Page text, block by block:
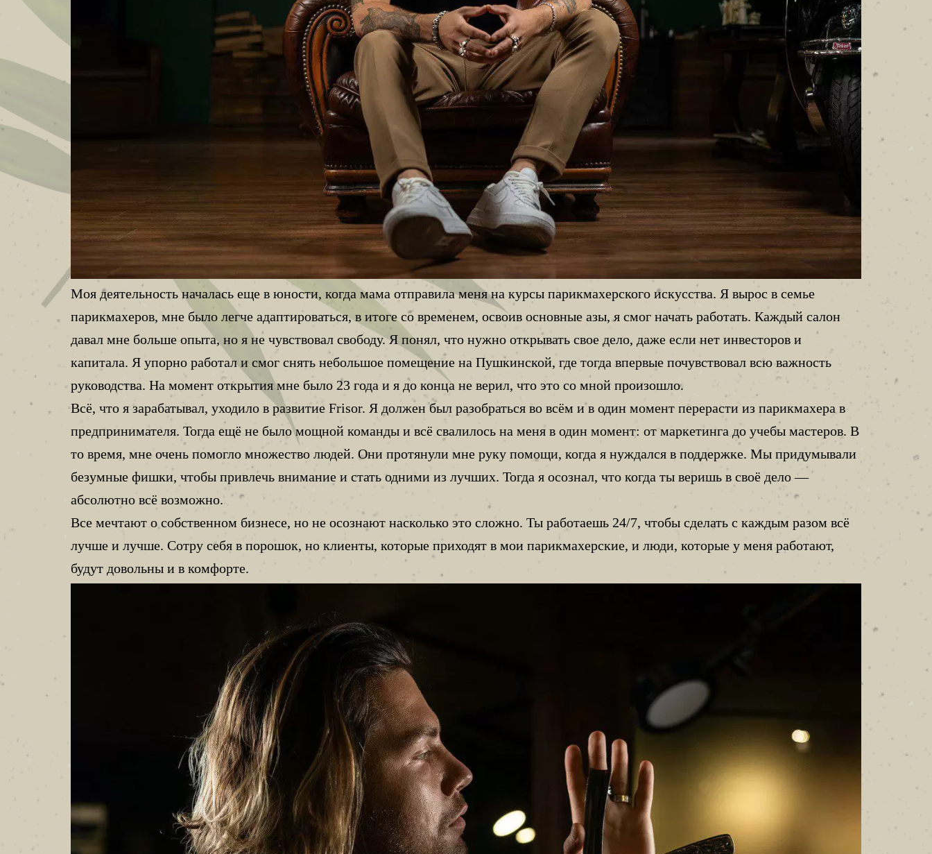
Моя деятельность началась еще в юности, когда мама отправила меня на курсы парикмахерского искусства. Я вырос в семье
парикмахеров, мне было легче адаптироваться, в итоге со временем, освоив основные азы, я смог начать работать. Каждый салон
давал мне больше опыта, но я не чувствовал свободу. Я понял, что нужно открывать свое дело, даже если нет инвесторов и
капитала. Я упорно работал и смог снять небольшое помещение на Пушкинской, где тогда впервые почувствовал всю важность
руководства. На момент открытия мне было 23 года и я до конца не верил, что это со мной произошло.
Всё, что я зарабатывал, уходило в развитие Frisor. Я должен был разобраться во всём и в один момент перерасти из парикмахера в
предпринимателя. Тогда ещё не было мощной команды и всё свалилось на меня в один момент: от маркетинга до учебы мастеров. В
то время, мне очень помогло множество людей. Они протянули мне руку помощи, когда я нуждался в поддержке. Мы придумывали
безумные фишки, чтобы привлечь внимание и стать одними из лучших. Тогда я осознал, что когда ты веришь в своё дело —
абсолютно всё возможно.
Все мечтают о собственном бизнесе, но не осознают насколько это сложно. Ты работаешь 24/7, чтобы сделать с каждым разом всё
лучше и лучше. Сотру себя в порошок, но клиенты, которые приходят в мои парикмахерские, и люди, которые у меня работают,
будут довольны и в комфорте.